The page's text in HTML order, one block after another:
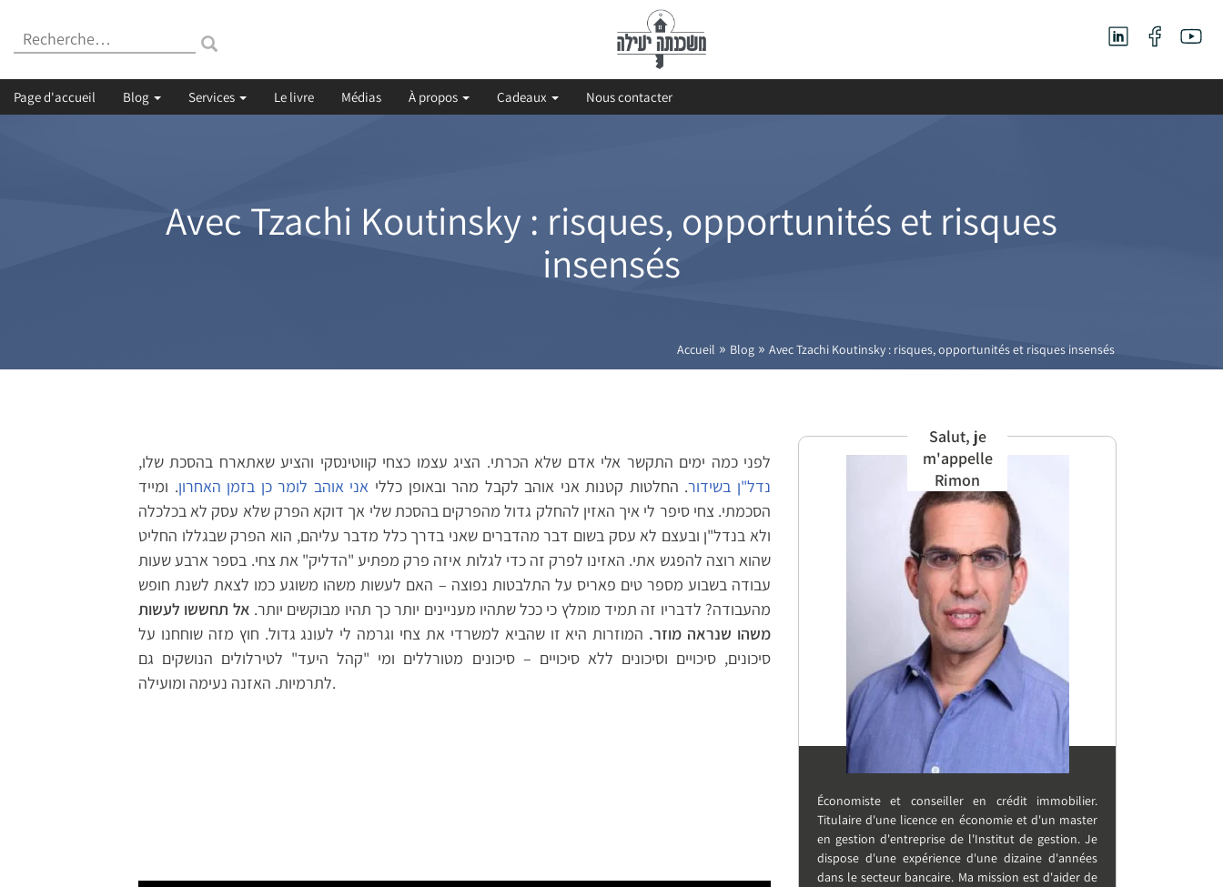
Recherche
Page d'accueil Blog Services Le livre Médias À propos Cadeaux Nous contacter
Avec Tzachi Koutinsky : risques, opportunités et risques
insensés
Accueil » Blog» Avec Tzachi Koutinsky : risques, opportunités et risques insensés
לפני כמה ימים התקשר אלי אדם שלא הכרתי. הציג עצמו כצחי קווטינסקי והציע שאתארח בהסכת שלו,
נדל"ן בשידור. החלטות קטנות אני אוהב לקבל מהר ובאופן כללי אני אוהב לומר כן בזמן האחרון. ומייד
הסכמתי. צחי סיפר לי איך האזין להחלק גדול מהפרקים בהסכת שלי אך דוקא הפרק שלא עסק לא בכלכלה
ולא בנדל"ן ובעצם לא עסק בשום דבר מהדברים שאני בדרך כלל מדבר עליהם, הוא הפרק שבגללו החליט
שהוא רוצה להפגש אתי. האזינו לפרק זה כדי לגלות איזה פרק מפתיע "הדליק" את צחי. בספר ארבע שעות
עבודה בשבוע מספר טים פאריס על התלבטות נפוצה – האם לעשות משהו משוגע כמו לצאת לשנת חופש
מהעבודה? לדבריו זה תמיד מומלץ כי ככל שתהיו מעניינים יותר כך תהיו מבוקשים יותר. אל תחששו לעשות
משהו שנראה מוזר. המוזרות היא זו שהביא למשרדי את צחי וגרמה לי לעונג גדול. חוץ מזה שוחחנו על
סיכונים, סיכויים וסיכונים ללא סיכויים – סיכונים מטורללים ומי "קהל היעד" לטירלולים הנושקים גם
לתרמיות. האזנה נעימה ומועילה.
Salut, je
m'appelle
Rimon
Économiste et conseiller en crédit immobilier.
Titulaire d'une licence en économie et d'un master
en gestion d'entreprise de l'Institut de gestion. Je
dispose d'une expérience d'une dizaine d'années
dans le secteur bancaire. Ma mission est d'aider de